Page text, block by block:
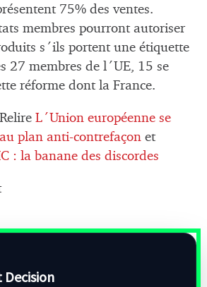
75% des ventes.
membres pourront autoriser
s´ils portent une étiquette
27 membres de l´UE, 15 se
réforme dont la France.
Relire L´Union européenne se
plan anti-contrefaçon et
: la banane des discordes
Decision